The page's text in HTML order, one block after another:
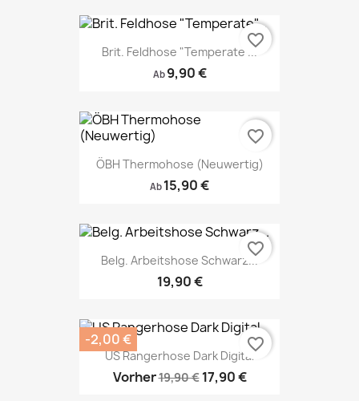
Brit. Feldhose "Temperate"...
Ab 9,90 €
favorite_border
ÖBH Thermohose (Neuwertig)
Ab 15,90 €
favorite_border
Belg. Arbeitshose Schwarz...
19,90 €
favorite_border
US Rangerhose Dark Digital
Vorher19,90 € 17,90 €
-2,00 € favorite_border